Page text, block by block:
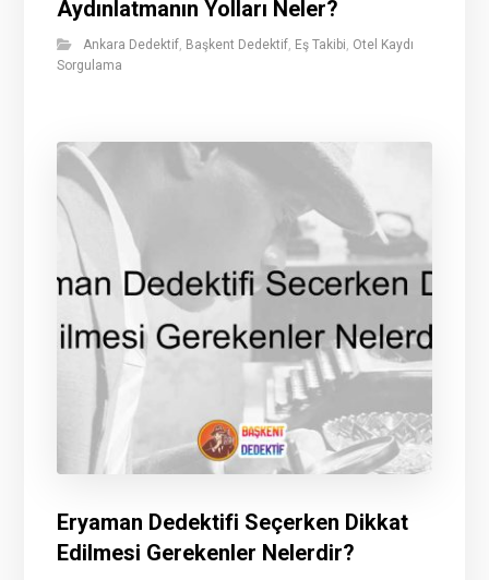
Aydınlatmanın Yolları Neler?
Ankara Dedektif, Başkent Dedektif, Eş Takibi, Otel Kaydı
Sorgulama
Eryaman Dedektifi Seçerken Dikkat
Edilmesi Gerekenler Nelerdir?